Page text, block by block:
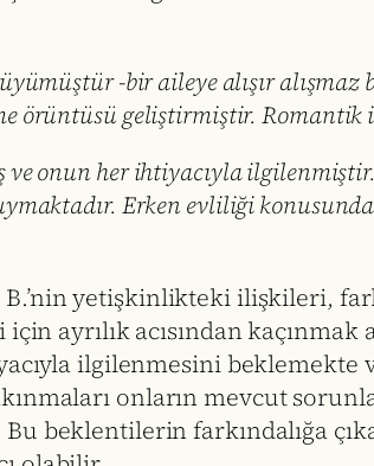
-bir aileye alışır alışmaz
örüntüsü geliştirmiştir.
ve onun her ihtiyacıyla
Erken evliliği
B.’nin yetişkinlikteki ilişkileri,
ayrılık acısından
ilgilenmesini beklemekte
onların mevcut
beklentilerin farkındalığa